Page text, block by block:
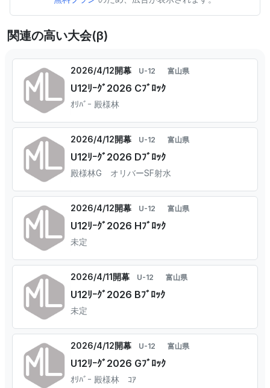
関連の高い大会(β)
2026/4/12開幕 U-12 富山県
U12ﾘｰｸﾞ2026 Cﾌﾞﾛｯｸ
ｵﾘﾊﾞｰ 殿様林
2026/4/12開幕 U-12 富山県
U12ﾘｰｸﾞ2026 Dﾌﾞﾛｯｸ
殿様林G オリバーSF射水
2026/4/12開幕 U-12 富山県
U12ﾘｰｸﾞ2026 Hﾌﾞﾛｯｸ
未定
2026/4/11開幕 U-12 富山県
U12ﾘｰｸﾞ2026 Bﾌﾞﾛｯｸ
未定
2026/4/12開幕 U-12 富山県
U12ﾘｰｸﾞ2026 Gﾌﾞﾛｯｸ
ｵﾘﾊﾞｰ 殿様林 ｺｱ